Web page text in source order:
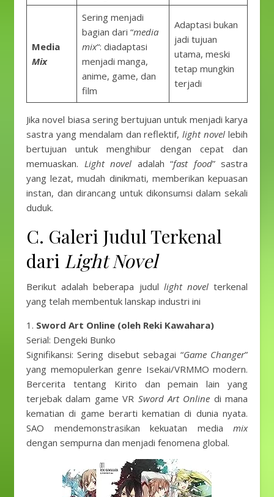
Media
Mix
Sering menjadi
bagian dari “media
mix“: diadaptasi
menjadi manga,
anime, game, dan
film
Adaptasi bukan
jadi tujuan
utama, meski
tetap mungkin
terjadi
Jika novel biasa sering bertujuan untuk menjadi karya
sastra yang mendalam dan reflektif,light novel lebih
bertujuan untuk menghibur dengan cepat dan
memuaskan. Light novel adalah “fast food” sastra
yang lezat, mudah dinikmati, memberikan kepuasan
instan, dan dirancang untuk dikonsumsi dalam sekali
duduk.
C. Galeri Judul Terkenal
dari Light Novel
Berikut adalah beberapa judul light novelterkenal
yang telah membentuk lanskap industri ini
1. Sword Art Online (oleh Reki Kawahara)
Serial: Dengeki Bunko
Signifikansi: Sering disebut sebagai “Game Changer”
yang memopulerkan genre Isekai/VRMMO modern.
Bercerita tentang Kirito dan pemain lain yang
terjebak dalam game VR Sword Art Online di mana
kematian di game berarti kematian di dunia nyata.
SAO mendemonstrasikan kekuatan media mix
dengan sempurna dan menjadi fenomena global.